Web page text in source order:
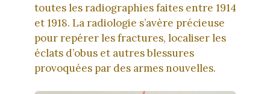
toutes les radiographies faites entre 1914
et 1918. La radiologie s’avère précieuse
pour repérer les fractures, localiser les
éclats d’obus et autres blessures
provoquées par des armes nouvelles.